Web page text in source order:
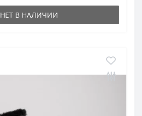
НЕТ В НАЛИЧИИ